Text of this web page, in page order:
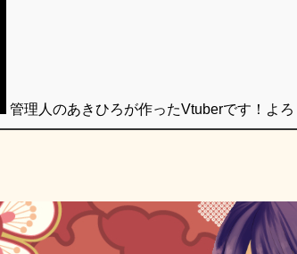
管理人のあきひろが作ったVtuberです！よ